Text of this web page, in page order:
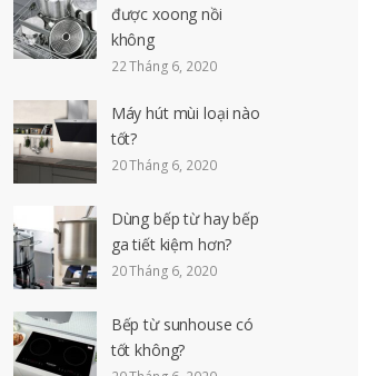
được xoong nồi
không
22 Tháng 6, 2020
Máy hút mùi loại nào
tốt?
20 Tháng 6, 2020
Dùng bếp từ hay bếp
ga tiết kiệm hơn?
20 Tháng 6, 2020
Bếp từ sunhouse có
tốt không?